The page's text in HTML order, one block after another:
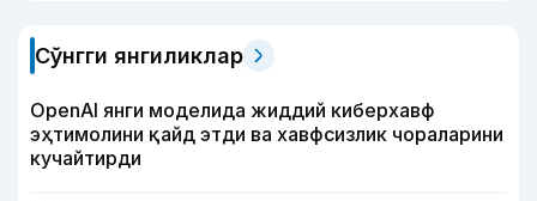
Сўнгги янгиликлар
OpenAI янги моделида жиддий киберхавф
эҳтимолини қайд этди ва хавфсизлик чораларини
кучайтирди